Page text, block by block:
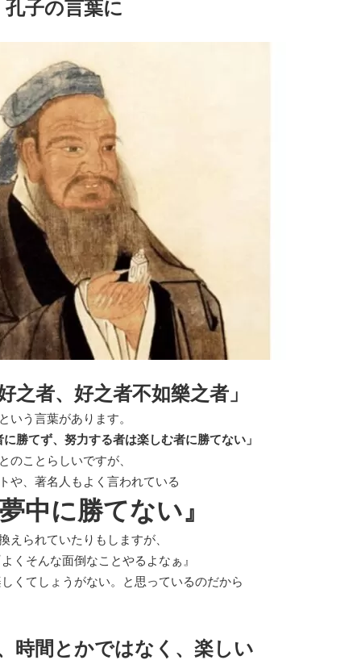
孔子の言葉に
之者、好之者不如樂之者」
いう言葉があります。
勝てず、努力する者は楽しむ者に勝てない」
のことらしいですが、
や、著名人もよく言われている
中に勝てない』
えられていたりもしますが、
くそんな面倒なことやるよなぁ』
くてしょうがない。と思っているのだから
時間とかではなく、楽しい